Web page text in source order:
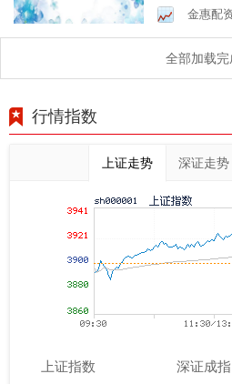
金惠配
全部加载完
行情指数
上证走势 深证走势
上证指数 深证成指